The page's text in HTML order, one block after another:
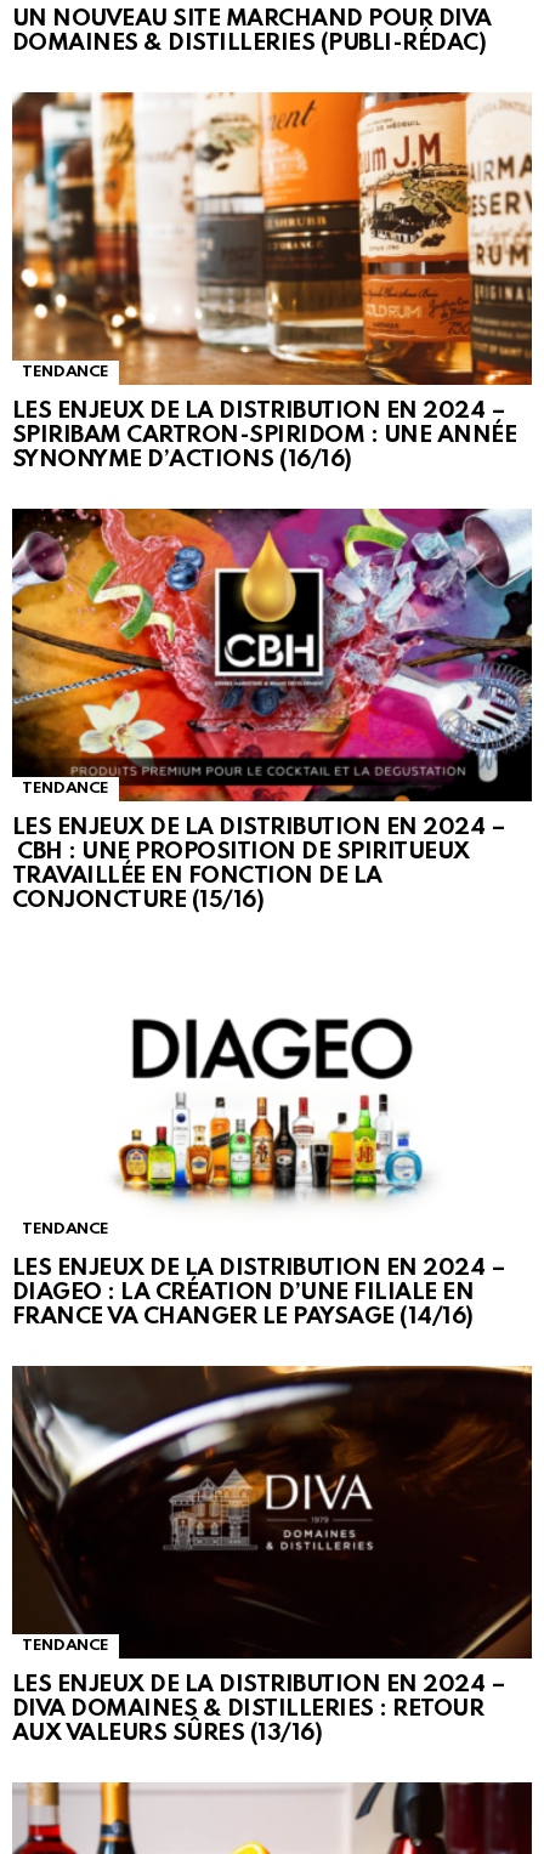
UN NOUVEAU SITE MARCHAND POUR DIVA
DOMAINES & DISTILLERIES (PUBLI-RÉDAC)
TENDANCE
LES ENJEUX DE LA DISTRIBUTION EN 2024 –
SPIRIBAM CARTRON-SPIRIDOM : UNE ANNÉE
SYNONYME D’ACTIONS (16/16)
TENDANCE
LES ENJEUX DE LA DISTRIBUTION EN 2024 –
CBH : UNE PROPOSITION DE SPIRITUEUX
TRAVAILLÉE EN FONCTION DE LA
CONJONCTURE (15/16)
TENDANCE
LES ENJEUX DE LA DISTRIBUTION EN 2024 –
DIAGEO : LA CRÉATION D’UNE FILIALE EN
FRANCE VA CHANGER LE PAYSAGE (14/16)
TENDANCE
LES ENJEUX DE LA DISTRIBUTION EN 2024 –
DIVA DOMAINES & DISTILLERIES : RETOUR
AUX VALEURS SÛRES (13/16)